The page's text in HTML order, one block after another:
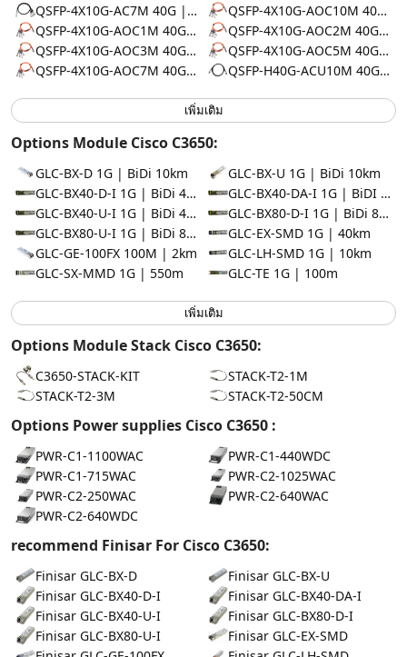
QSFP-4X10G-AC7M 40G | DAC 7m
QSFP-4X10G-AOC10M 40G | AOC 10m
QSFP-4X10G-AOC1M 40G | AOC 1m
QSFP-4X10G-AOC2M 40G | AOC 2m
QSFP-4X10G-AOC3M 40G | AOC 3m
QSFP-4X10G-AOC5M 40G | AOC 5m
QSFP-4X10G-AOC7M 40G | AOC 7m
QSFP-H40G-ACU10M 40G | DAC 10m
เพิ่มเติม
Options Module Cisco C3650:
GLC-BX-D 1G | BiDi 10km
GLC-BX-U 1G | BiDi 10km
GLC-BX40-D-I 1G | BiDi 40km
GLC-BX40-DA-I 1G | BiDI 40km
GLC-BX40-U-I 1G | BiDi 40km
GLC-BX80-D-I 1G | BiDi 80km
GLC-BX80-U-I 1G | BiDi 80km
GLC-EX-SMD 1G | 40km
GLC-GE-100FX 100M | 2km
GLC-LH-SMD 1G | 10km
GLC-SX-MMD 1G | 550m
GLC-TE 1G | 100m
เพิ่มเติม
Options Module Stack Cisco C3650:
C3650-STACK-KIT
STACK-T2-1M
STACK-T2-3M
STACK-T2-50CM
Options Power supplies Cisco C3650 :
PWR-C1-1100WAC
PWR-C1-440WDC
PWR-C1-715WAC
PWR-C2-1025WAC
PWR-C2-250WAC
PWR-C2-640WAC
PWR-C2-640WDC
recommend Finisar For Cisco C3650:
Finisar GLC-BX-D
Finisar GLC-BX-U
Finisar GLC-BX40-D-I
Finisar GLC-BX40-DA-I
Finisar GLC-BX40-U-I
Finisar GLC-BX80-D-I
Finisar GLC-BX80-U-I
Finisar GLC-EX-SMD